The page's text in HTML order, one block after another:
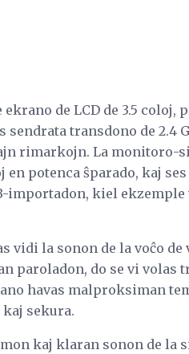
de LCD de 3.5 coloj,
transdono de 2.4
rimarkojn. La monitoro-
potenca ŝparado, kaj
importadon, kiel
vidi la sonon de la voĉo de
paroladon, do se vi
havas malproksiman
kaj sekura.
kaj klaran sonon de la